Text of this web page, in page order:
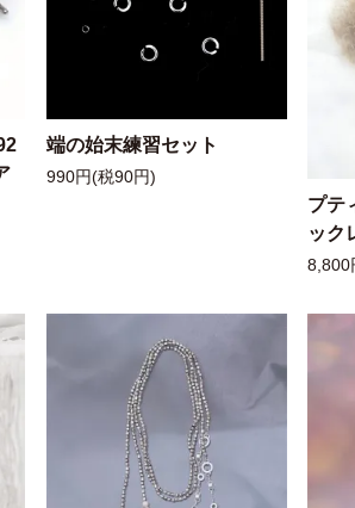
端の始末練習セット
990円(税90円)
プテ
ック
8,800